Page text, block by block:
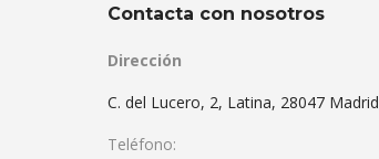
Contacta con nosotros
Dirección
C. del Lucero, 2, Latina, 28047 Madrid
Teléfono: